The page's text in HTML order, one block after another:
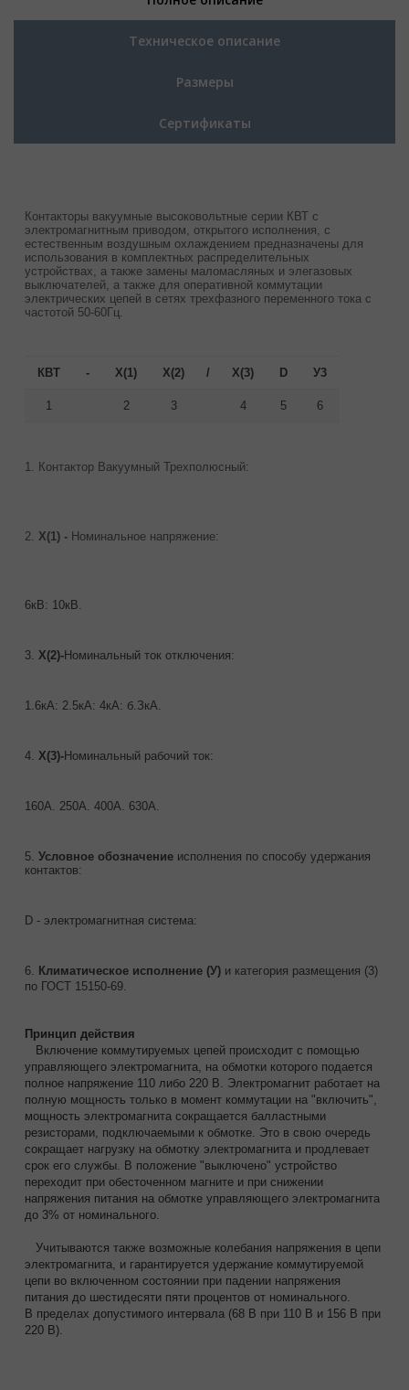
Техническое описание
Размеры
Сертификаты
Контакторы вакуумные высоковольтные серии КВТ с
электромагнитным приводом, открытого исполнения, с
естественным воздушным охлаждением предназначены для
использования в комплектных распределительных
устройствах, а также замены маломасляных и элегазовых
выключателей, а также для оперативной коммутации
электрических цепей в сетях трехфазного переменного тока с
частотой 50-60Гц.
КВТ - Х(1) Х(2) / Х(3) D У3
1 2 3 4 5 6
1. Контактор Вакуумный Трехполюсный:
2. Х(1) - Номинальное напряжение:
6кВ: 10кВ.
3. Х(2)-Номинальный ток отключения:
1.6кА: 2.5кА: 4кА: б.ЗкА.
4. Х(3)-Номинальный рабочий ток:
160А. 250А. 400А. 630А.
5. Условное обозначение исполнения по способу удержания
контактов:
D - электромагнитная система:
6. Климатическое исполнение (У) и категория размещения (3)
по ГОСТ 15150-69.
Принцип действия
Включение коммутируемых цепей происходит с помощью
управляющего электромагнита, на обмотки которого подается
полное напряжение 110 либо 220 В. Электромагнит работает на
полную мощность только в момент коммутации на "включить",
мощность электромагнита сокращается балластными
резисторами, подключаемыми к обмотке. Это в свою очередь
сокращает нагрузку на обмотку электромагнита и продлевает
срок его службы. В положение "выключено" устройство
переходит при обесточенном магните и при снижении
напряжения питания на обмотке управляющего электромагнита
до 3% от номинального.
Учитываются также возможные колебания напряжения в цепи
электромагнита, и гарантируется удержание коммутируемой
цепи во включенном состоянии при падении напряжения
питания до шестидесяти пяти процентов от номинального.
В пределах допустимого интервала (68 В при 110 В и 156 В при
220 В).